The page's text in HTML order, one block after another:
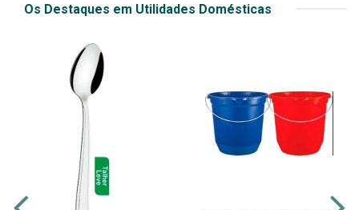
Os Destaques em Utilidades Domésticas